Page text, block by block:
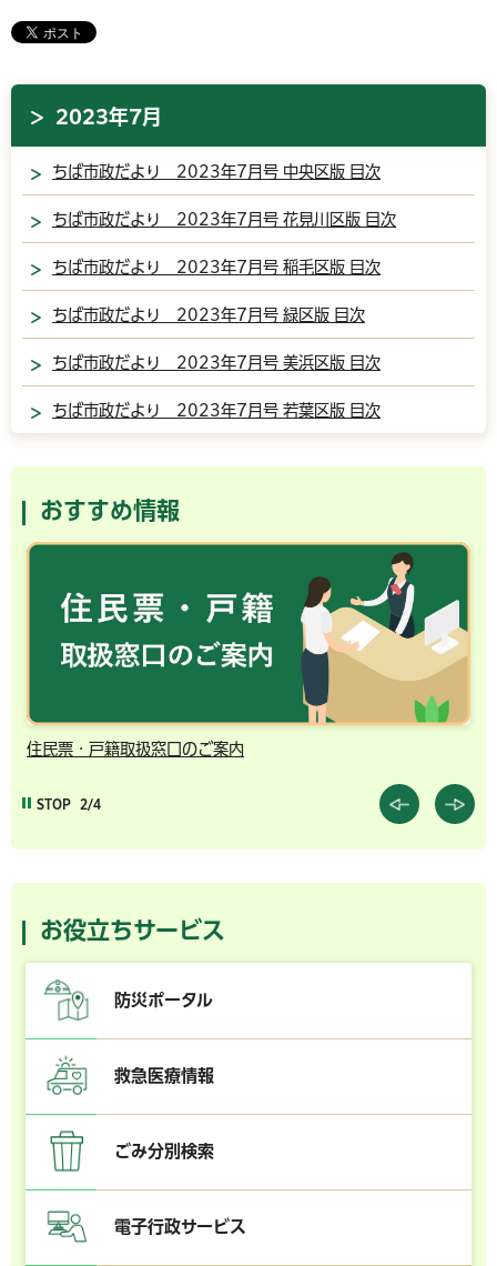
2023年7月
ちば市政だより 2023年7月号 中央区版 目次
ちば市政だより 2023年7月号 花見川区版 目次
ちば市政だより 2023年7月号 稲毛区版 目次
ちば市政だより 2023年7月号 緑区版 目次
ちば市政だより 2023年7月号 美浜区版 目次
ちば市政だより 2023年7月号 若葉区版 目次
おすすめ情報
住民票・戸籍取扱窓口のご案内
STOP 2/4
お役立ちサービス
防災ポータル
救急医療情報
ごみ分別検索
電子行政サービス